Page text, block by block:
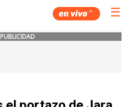
☰
PUBLICIDAD